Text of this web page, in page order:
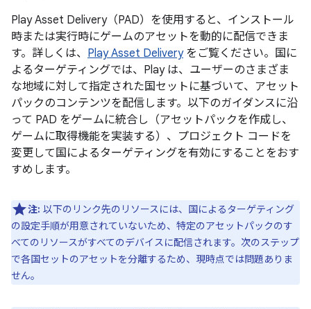
Play Asset Delivery（PAD）を使用すると、インストール
時または実行時にゲームのアセットを動的に配信できま
す。詳しくは、 Play Asset Deliveryをご覧ください。国に
よるターゲティングでは、Play は、ユーザーのさまざま
な地域に対して指定された国セットに基づいて、アセット
パックのコンテンツを配信します。以下のガイダンスに沿
って PAD をゲームに統合し（アセットパックを作成し、
ゲームに取得機能を実装する）、プロジェクト コードを
変更して国によるターゲティングを有効にすることをおす
すめします。
注: 以下のリンク先のリソースには、国によるターゲティング
の設定手順が用意されていないため、特定のアセットパックのす
べてのリソースがすべてのデバイスに配信されます。次のステップ
で各国セットのアセットを分離するため、現時点では問題ありま
せん。